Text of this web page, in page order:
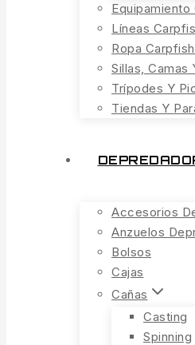
Equipamiento
Líneas
Ropa
Sillas, Camas
Trípodes Y
Tiendas Y
Accesorios
Anzuelos
Bolsos
Cajas
Cañas
Casting
Spinning